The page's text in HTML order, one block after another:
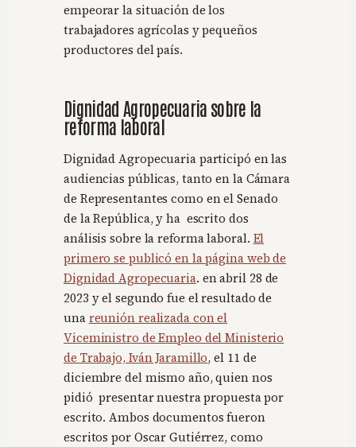
empeorar la situación de los
trabajadores agrícolas y pequeños
productores del país.
Dignidad Agropecuaria sobre la
reforma laboral
Dignidad Agropecuaria participó en las
audiencias públicas, tanto en la Cámara
de Representantes como en el Senado
de la República, y ha escrito dos
análisis sobre la reforma laboral. El
primero se publicó en la página web de
Dignidad Agropecuaria. en abril 28 de
2023 y el segundo fue el resultado de
una reunión realizada con el
Viceministro de Empleo del Ministerio
de Trabajo, Iván Jaramillo, el 11 de
diciembre del mismo año, quien nos
pidió presentar nuestra propuesta por
escrito. Ambos documentos fueron
escritos por Oscar Gutiérrez, como